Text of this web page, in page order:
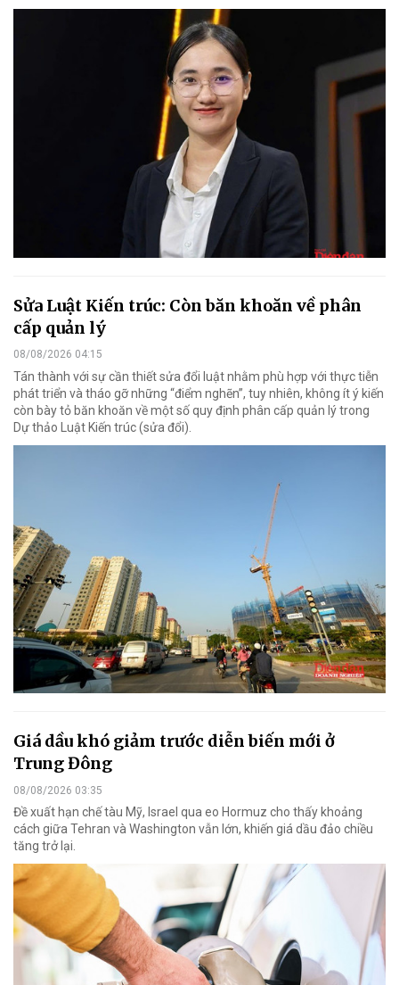
Sửa Luật Kiến trúc: Còn băn khoăn về phân
cấp quản lý
08/08/2026 04:15
Tán thành với sự cần thiết sửa đổi luật nhằm phù hợp với thực tiễn
phát triển và tháo gỡ những “điểm nghẽn”, tuy nhiên, không ít ý kiến
còn bày tỏ băn khoăn về một số quy định phân cấp quản lý trong
Dự thảo Luật Kiến trúc (sửa đổi).
Giá dầu khó giảm trước diễn biến mới ở
Trung Đông
08/08/2026 03:35
Đề xuất hạn chế tàu Mỹ, Israel qua eo Hormuz cho thấy khoảng
cách giữa Tehran và Washington vẫn lớn, khiến giá dầu đảo chiều
tăng trở lại.